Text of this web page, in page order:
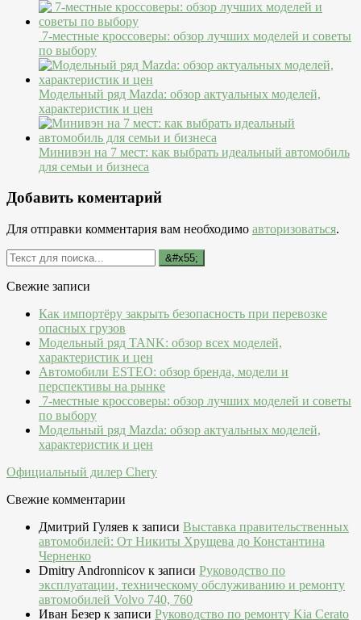
7-местные кроссоверы: обзор лучших моделей и советы
по выбору
Модельный ряд Mazda: обзор актуальных моделей,
характеристик и цен
Минивэн на 7 мест: как выбрать идеальный автомобиль
для семьи и бизнеса
Добавить коментарий
Для отправки комментария вам необходимо авторизоваться.
Свежие записи
Как импортёру закрыть безопасность при перевозке
опасных грузов
Модельный ряд TANK: обзор всех моделей,
характеристик и цен
Автомобили ESTEO: обзор бренда, модели и
перспективы на рынке
7-местные кроссоверы: обзор лучших моделей и советы
по выбору
Модельный ряд Mazda: обзор актуальных моделей,
характеристик и цен
Официальный дилер Chery
Свежие комментарии
Дмитрий Гуляев к записи Выставка правительственных
автомобилей: От Никиты Хрущева до Константина
Черненко
Dmitry Andronnicov к записи Руководство по
эксплуатации, техническому обслуживанию и ремонту
автомобилей Volvo 740, 760
Иван Безер к записи Руководство по ремонту Kia Cerato